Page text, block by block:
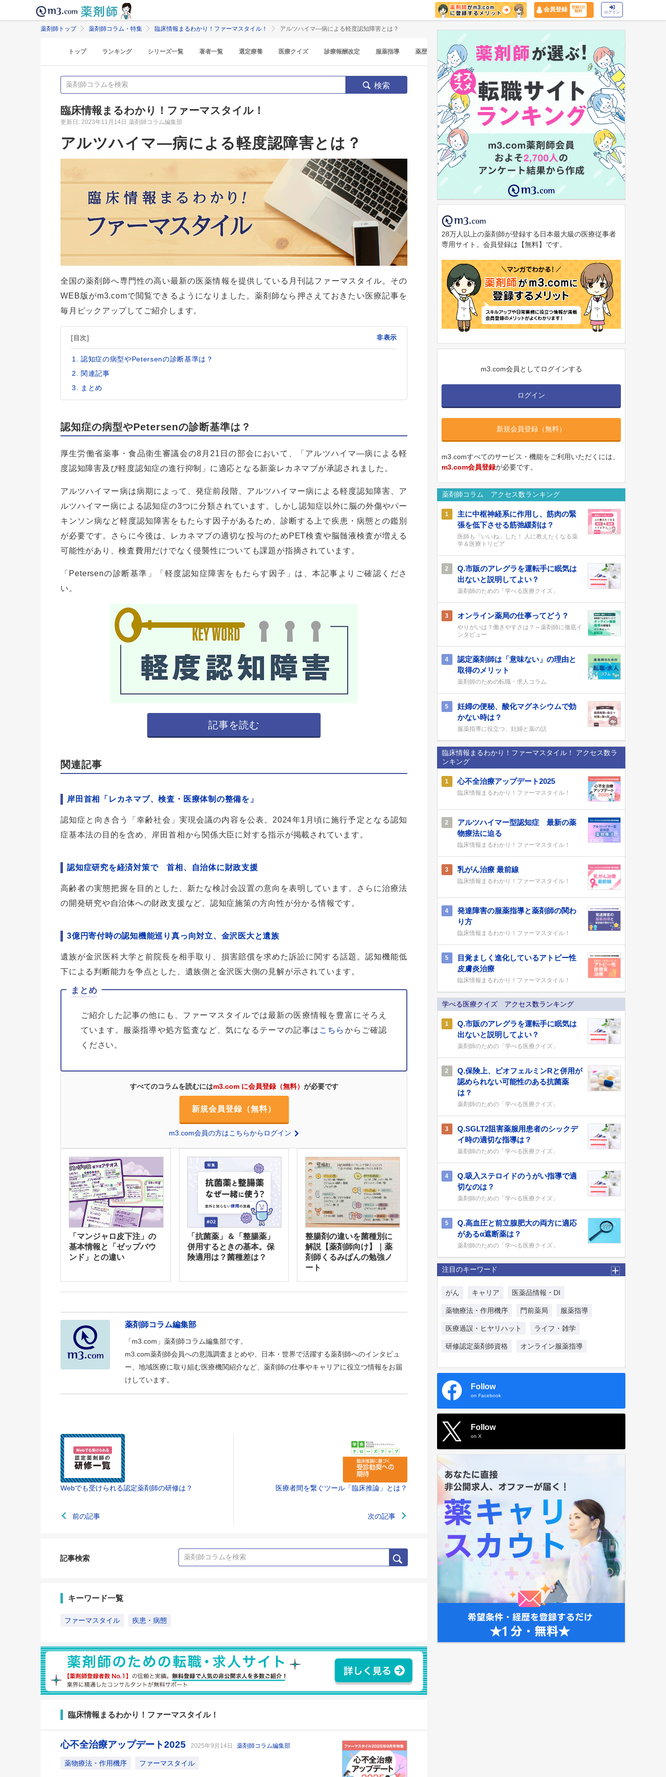
会員登録
登録1分
無料
ログイン
薬剤師トップ 薬剤師コラム・特集 臨床情報まるわかり！ファーマスタイル！ アルツハイマ―病による軽度認知障害とは？
トップ ランキング シリーズ一覧 著者一覧 選定療養 医療クイズ 診療報酬改定 服薬指導 薬歴 マイナ保険証
検索
臨床情報まるわかり！ファーマスタイル！
更新日: 2023年11月14日 薬剤師コラム編集部
アルツハイマ―病による軽度認障害とは？
全国の薬剤師へ専門性の高い最新の医薬情報を提供している月刊誌ファーマスタイル。その
WEB版がm3.comで閲覧できるようになりました。薬剤師なら押さえておきたい医療記事を
毎月ピックアップしてご紹介します。
[目次] 非表示
認知症の病型やPetersenの診断基準は？
関連記事
まとめ
認知症の病型やPetersenの診断基準は？
厚生労働省薬事・食品衛生審議会の8月21日の部会において、「アルツハイマ―病による軽
度認知障害及び軽度認知症の進行抑制」に適応となる新薬レカネマブが承認されました。
アルツハイマー病は病期によって、発症前段階、アルツハイマー病による軽度認知障害、ア
ルツハイマー病による認知症の3つに分類されています。しかし認知症以外に脳の外傷やパー
キンソン病など軽度認知障害をもたらす因子があるため、診断する上で疾患・病態との鑑別
が必要です。さらに今後は、レカネマブの適切な投与のためPET検査や脳髄液検査が増える
可能性があり、検査費用だけでなく侵襲性についても課題が指摘されています。
「Petersenの診断基準」「軽度認知症障害をもたらす因子」は、本記事よりご確認くださ
い。
記事を読む
関連記事
岸田首相「レカネマブ、検査・医療体制の整備を」
認知症と向き合う「幸齢社会」実現会議の内容を公表。2024年1月頃に施行予定となる認知
症基本法の目的を含め、岸田首相から関係大臣に対する指示が掲載されています。
認知症研究を経済対策で 首相、自治体に財政支援
高齢者の実態把握を目的とした、新たな検討会設置の意向を表明しています。さらに治療法
の開発研究や自治体への財政支援など、認知症施策の方向性が分かる情報です。
3億円寄付時の認知機能巡り真っ向対立、金沢医大と遺族
遺族が金沢医科大学と前院長を相手取り、損害賠償を求めた訴訟に関する話題。認知機能低
下による判断能力を争点とした、遺族側と金沢医大側の見解が示されています。
まとめ
ご紹介した記事の他にも、ファーマスタイルでは最新の医療情報を豊富にそろえ
ています。服薬指導や処方監査など、気になるテーマの記事は こちら からご確認
ください。
すべてのコラムを読むにはm3.com に会員登録（無料） が必要です
新規会員登録（無料）
m3.com会員の方はこちらからログイン
「マンジャロ皮下注」の
基本情報と「ゼップバウ
ンド」との違い
「抗菌薬」＆「整腸薬」
併用するときの基本。保
険適用は？菌種差は？
整腸剤の違いを菌種別に
解説【薬剤師向け】｜薬
剤師くるみぱんの勉強ノ
ート
薬剤師コラム編集部
「m3.com」薬剤師コラム編集部です。
m3.com薬剤師会員への意識調査まとめや、日本・世界で活躍する薬剤師へのインタビュ
ー、地域医療に取り組む医療機関紹介など、薬剤師の仕事やキャリアに役立つ情報をお届
けしています。
Webでも受けられる認定薬剤師の研修は？
前の記事
医療者間を繋ぐツール「臨床推論」とは？
次の記事
記事検索
キーワード一覧
ファーマスタイル 疾患・病態
臨床情報まるわかり！ファーマスタイル！
心不全治療アップデート2025 2025年9月14日 薬剤師コラム編集部
薬物療法・作用機序 ファーマスタイル
28万人以上の薬剤師が登録する日本最大級の医療従事者
専用サイト。会員登録は【無料】です。
m3.com会員としてログインする
ログイン
新規会員登録（無料）
m3.comすべてのサービス・機能をご利用いただくには、
m3.com会員登録が必要です。
薬剤師コラム アクセス数ランキング
1
主に中枢神経系に作用し、筋肉の緊
張を低下させる筋弛緩剤は？
医師も「いいね」した！ 人に教えたくなる薬
学＆医療トリビア
2
Q.市販のアレグラを運転手に眠気は
出ないと説明してよい？
薬剤師のための「学べる医療クイズ」
3 オンライン薬局の仕事ってどう？
やりがいは？働きやすさは？～薬剤師に徹底イ
ンタビュー
4
認定薬剤師は「意味ない」の理由と
取得のメリット
薬剤師のための転職・求人コラム
5
妊婦の便秘、酸化マグネシウムで効
かない時は？
服薬指導に役立つ、妊婦と薬の話
臨床情報まるわかり！ファーマスタイル！ アクセス数ラ
ンキング
1 心不全治療アップデート2025
臨床情報まるわかり！ファーマスタイル！
2
アルツハイマー型認知症 最新の薬
物療法に迫る
臨床情報まるわかり！ファーマスタイル！
3 乳がん治療 最前線
臨床情報まるわかり！ファーマスタイル！
4
発達障害の服薬指導と薬剤師の関わ
り方
臨床情報まるわかり！ファーマスタイル！
5
目覚ましく進化しているアトピー性
皮膚炎治療
臨床情報まるわかり！ファーマスタイル！
学べる医療クイズ アクセス数ランキング
1
Q.市販のアレグラを運転手に眠気は
出ないと説明してよい？
薬剤師のための「学べる医療クイズ」
2
Q.保険上、ビオフェルミンRと併用が
認められない可能性のある抗菌薬
は？
薬剤師のための「学べる医療クイズ」
3
Q.SGLT2阻害薬服用患者のシックデ
イ時の適切な指導は？
薬剤師のための「学べる医療クイズ」
4
Q.吸入ステロイドのうがい指導で適
切なのは？
薬剤師のための「学べる医療クイズ」
5
Q.高血圧と前立腺肥大の両方に適応
があるα遮断薬は？
薬剤師のための「学べる医療クイズ」
注目のキーワード
がん キャリア 医薬品情報・DI
薬物療法・作用機序 門前薬局 服薬指導
医療過誤・ヒヤリハット ライフ・雑学
研修認定薬剤師資格 オンライン服薬指導
Follow
on Facebook
Follow
on X